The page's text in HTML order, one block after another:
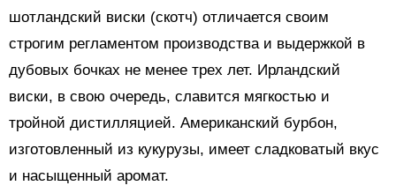
шотландский виски (скотч) отличается своим
строгим регламентом производства и выдержкой в
дубовых бочках не менее трех лет. Ирландский
виски, в свою очередь, славится мягкостью и
тройной дистилляцией. Американский бурбон,
изготовленный из кукурузы, имеет сладковатый вкус
и насыщенный аромат.